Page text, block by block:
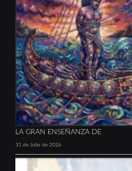
LA GRAN ENSEÑANZA DE
31 de Julio de 2026